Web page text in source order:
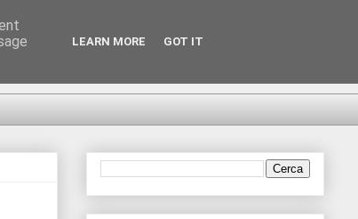
LEARN MORE GOT IT